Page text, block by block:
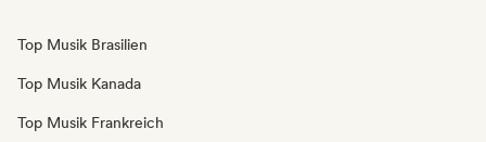
Top Musik Brasilien
Top Musik Kanada
Top Musik Frankreich